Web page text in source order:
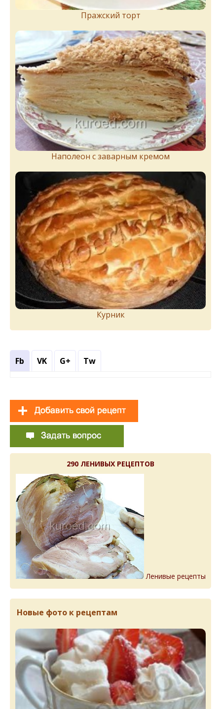
Пражский торт
Наполеон с заварным кремом
Курник
Fb VK G+ Tw
290 ЛЕНИВЫХ РЕЦЕПТОВ
Ленивые рецепты
Новые фото к рецептам